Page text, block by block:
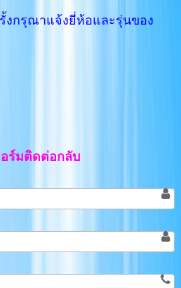
งกรุณาแจ้งยี่ห้อและรุ่นของ
ร์มติดต่อกลับ